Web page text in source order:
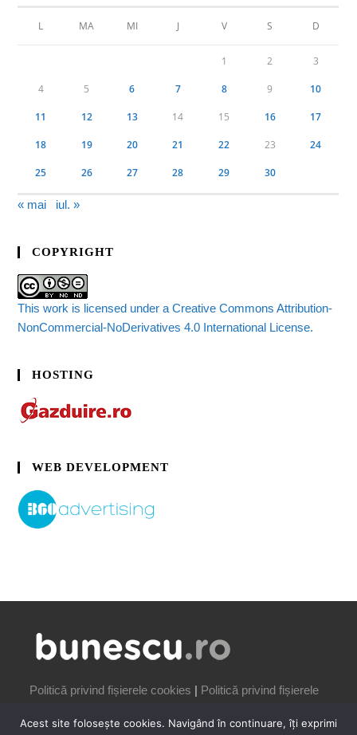
L MA MI J V S D
1 2 3
4 5 6 7 8 9 10
11 12 13 14 15 16 17
18 19 20 21 22 23 24
25 26 27 28 29 30
« mai iul. »
COPYRIGHT
This work is licensed under a Creative Commons Attribution-
NonCommercial-NoDerivatives 4.0 International License.
HOSTING
WEB DEVELOPMENT
Politică privind fișierele cookies | Politică privind fișierele
Acest site folosește cookies. Navigând în continuare, îți exprimi